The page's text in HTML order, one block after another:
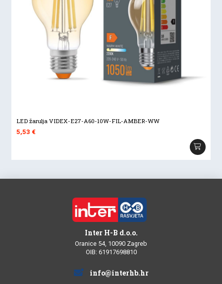
LED žarulja VIDEX-E27-A60-10W-FIL-AMBER-WW
5,53€
Inter H-B d.o.o.
Oranice 54, 10090 Zagreb
OIB: 61917698810
info@interhb.hr